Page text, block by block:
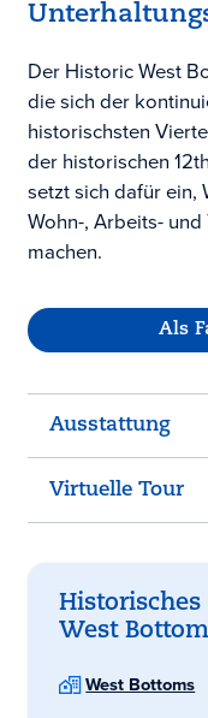
Der Historic West
die sich der
historischsten
der historischen
setzt sich dafür ein,
Wohn-, Arbeits-
machen.
Als
Ausstattung
Virtuelle Tour
West
West Bottoms